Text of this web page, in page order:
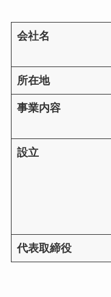
会社名
所在地
事業内容
設立
代表取締役